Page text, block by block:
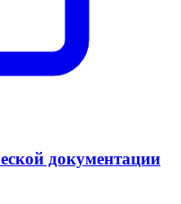
документации